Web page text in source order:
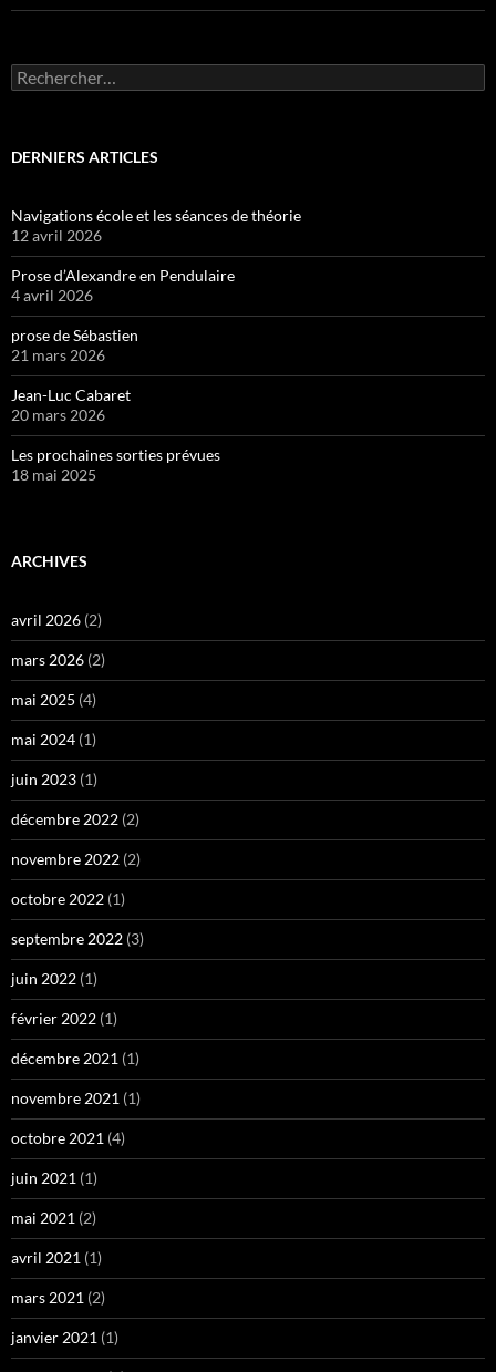
Rechercher :
DERNIERS ARTICLES
Navigations école et les séances de théorie
12 avril 2026
Prose d’Alexandre en Pendulaire
4 avril 2026
prose de Sébastien
21 mars 2026
Jean-Luc Cabaret
20 mars 2026
Les prochaines sorties prévues
18 mai 2025
ARCHIVES
avril 2026 (2)
mars 2026 (2)
mai 2025 (4)
mai 2024 (1)
juin 2023 (1)
décembre 2022 (2)
novembre 2022 (2)
octobre 2022 (1)
septembre 2022 (3)
juin 2022 (1)
février 2022 (1)
décembre 2021 (1)
novembre 2021 (1)
octobre 2021 (4)
juin 2021 (1)
mai 2021 (2)
avril 2021 (1)
mars 2021 (2)
janvier 2021 (1)